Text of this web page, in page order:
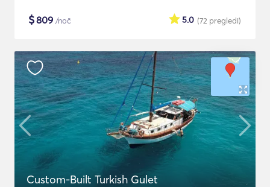
$809 /noč (72 pregledi)
5.0
Custom-Built Turkish Gulet